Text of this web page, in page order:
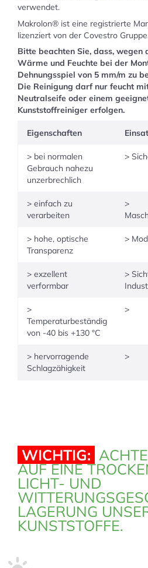
verwendet.
Makrolon® ist eine registrierte
lizenziert von der Covestro
Bitte beachten Sie, dass, wegen
Wärme und Feuchte bei der
Dehnungsspiel von 5 mm/m zu
Die Reinigung darf nur feucht
Neutralseife oder einem
Kunststoffreiniger erfolgen.
Eigenschaften
> bei normalen
Gebrauch nahezu
unzerbrechlich
>
> einfach zu
verarbeiten
>
> hohe, optische
Transparenz
>
> exzellent
verformbar
>
>
Temperaturbeständig
von -40 bis +130 °C
>
> hervorragende
Schlagzähigkeit
>
WICHTIG:
AUF EINE
LICHT- UND
LAGERUNG
KUNSTSTOFFE.